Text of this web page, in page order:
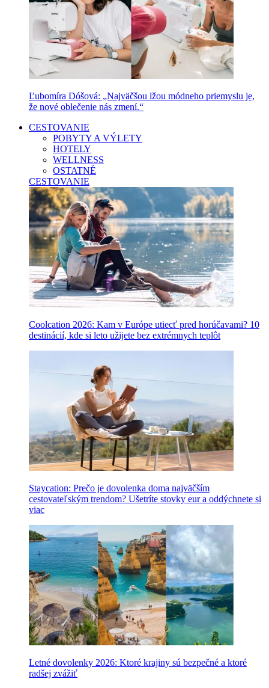
Ľubomíra Dóšová: „Najväčšou lžou módneho priemyslu je,
že nové oblečenie nás zmení.“
CESTOVANIE
POBYTY A VÝLETY
HOTELY
WELLNESS
OSTATNÉ
CESTOVANIE
Coolcation 2026: Kam v Európe utiecť pred horúčavami? 10
destinácií, kde si leto užijete bez extrémnych teplôt
Staycation: Prečo je dovolenka doma najväčším
cestovateľským trendom? Ušetríte stovky eur a oddýchnete si
viac
Letné dovolenky 2026: Ktoré krajiny sú bezpečné a ktoré
radšej zvážiť